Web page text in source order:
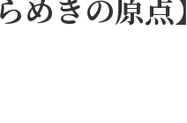
めきの原点】